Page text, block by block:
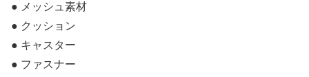
● メッシュ素材
● クッション
● キャスター
● ファスナー